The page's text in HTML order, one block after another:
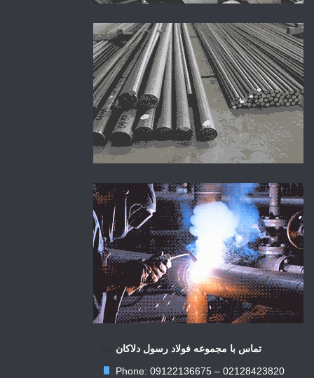
تماس با مجموعه فولاد رسول دلاکان
Phone: 09122136675 – 02128423820